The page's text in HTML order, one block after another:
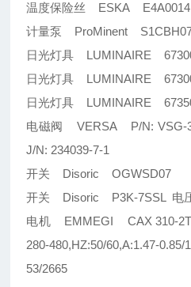
温度保险丝 ESKA
计量泵 ProMinent
日光灯具 LUMINAIRE
日光灯具 LUMINAIRE
日光灯具 LUMINAIRE
电磁阀 VERSA P/N: VSG-
J/N: 234039-7-1
开关 Disoric OGWSD07
开关 Disoric P3K-7SSL 电
电机 EMMEGI CAX 310-2T-
280-480,HZ:50/60,A:1.47-0.85/
53/2665